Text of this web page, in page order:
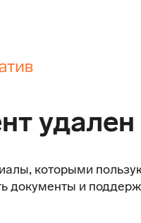
которыми
документы и